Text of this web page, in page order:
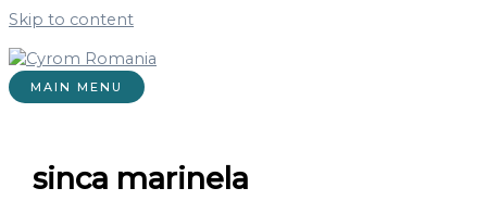
Skip to content
MAIN MENU
sinca marinela